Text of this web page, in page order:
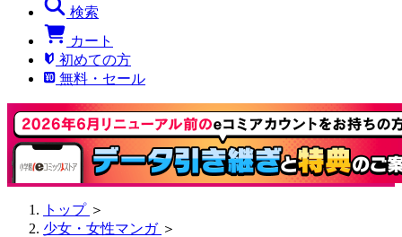
検索
カート
初めての方
無料・セール
トップ ＞
少女・女性マンガ ＞